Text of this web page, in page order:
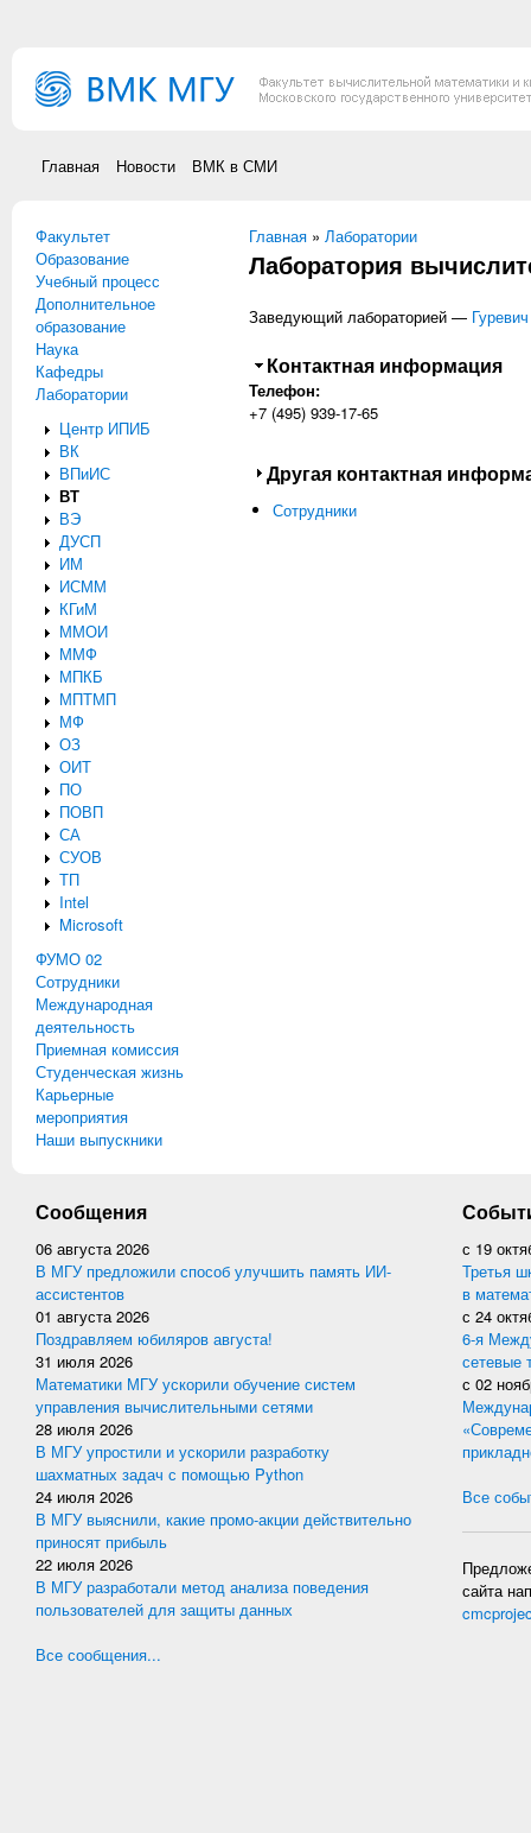
Главная Новости ВМК в СМИ
Факультет
Образование
Учебный процесс
Дополнительное
образование
Наука
Кафедры
Лаборатории
Центр ИПИБ
ВК
ВПиИС
ВТ
ВЭ
ДУСП
ИМ
ИСММ
КГиМ
ММОИ
ММФ
МПКБ
МПТМП
МФ
ОЗ
ОИТ
ПО
ПОВП
СА
СУОВ
ТП
Intel
Microsoft
ФУМО 02
Сотрудники
Международная
деятельность
Приемная комиссия
Студенческая жизнь
Карьерные
мероприятия
Наши выпускники
Вы здесь
Главная » Лаборатории
Лаборатория
Заведующий лабораторией —
Скрыть
Контактная информация
Телефон:
+7 (495) 939-17-65
Показать
Другая контактная
Сотрудники
Сообщения
06 августа 2026
В МГУ предложили способ улучшить память ИИ-
ассистентов
01 августа 2026
Поздравляем юбиляров августа!
31 июля 2026
Математики МГУ ускорили обучение систем
управления вычислительными сетями
28 июля 2026
В МГУ упростили и ускорили разработку
шахматных задач с помощью Python
24 июля 2026
В МГУ выяснили, какие промо-акции действительно
приносят прибыль
22 июля 2026
В МГУ разработали метод анализа поведения
пользователей для защиты данных
Все сообщения...
с 19
Третья
в
с 24
6-я
сетевые
с 02
Все
сайта